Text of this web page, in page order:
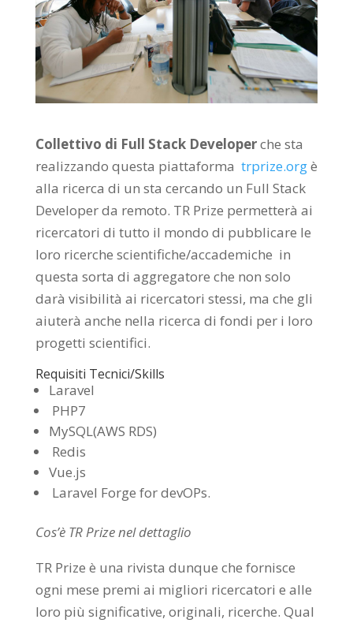
Collettivo di Full Stack Developerche sta
realizzando questa piattaforma trprize.orgè
alla ricerca di un sta cercando un Full Stack
Developer da remoto. TR Prize permetterà ai
ricercatori di tutto il mondo di pubblicare le
loro ricerche scientifiche/accademiche in
questa sorta di aggregatore che non solo
darà visibilità ai ricercatori stessi, ma che gli
aiuterà anche nella ricerca di fondi per i loro
progetti scientifici.
Requisiti Tecnici/Skills
Laravel
PHP7
MySQL(AWS RDS)
Redis
Vue.js
Laravel Forge for devOPs.
Cos’è TR Prize nel dettaglio
TR Prize è una rivista dunque che fornisce
ogni mese premi ai migliori ricercatori e alle
loro più significative, originali, ricerche. Qual